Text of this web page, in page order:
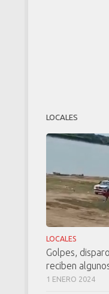
LOCALES
LOCALES
Golpes,
reciben
1 ENERO 2024